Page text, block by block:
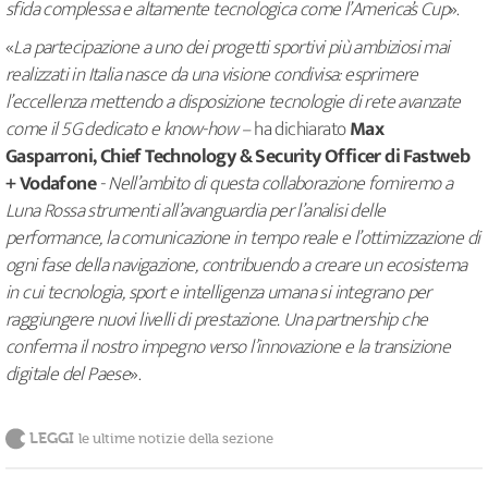
sfida complessa e altamente tecnologica come l’America’s Cup».
«La partecipazione a uno dei progetti sportivi più ambiziosi mai
realizzati in Italia nasce da una visione condivisa: esprimere
l’eccellenza mettendo a disposizione tecnologie di rete avanzate
come il 5G dedicato e know-how –ha dichiaratoMax
Gasparroni, Chief Technology & Security Officer di Fastweb
+ Vodafone- Nell’ambito di questa collaborazione forniremo a
Luna Rossa strumenti all’avanguardia per l’analisi delle
performance, la comunicazione in tempo reale e l’ottimizzazione di
ogni fase della navigazione, contribuendo a creare un ecosistema
in cui tecnologia, sport e intelligenza umana si integrano per
raggiungere nuovi livelli di prestazione. Una partnership che
conferma il nostro impegno verso l’innovazione e la transizione
digitale del Paese».
LEGGI le ultime notizie della sezione